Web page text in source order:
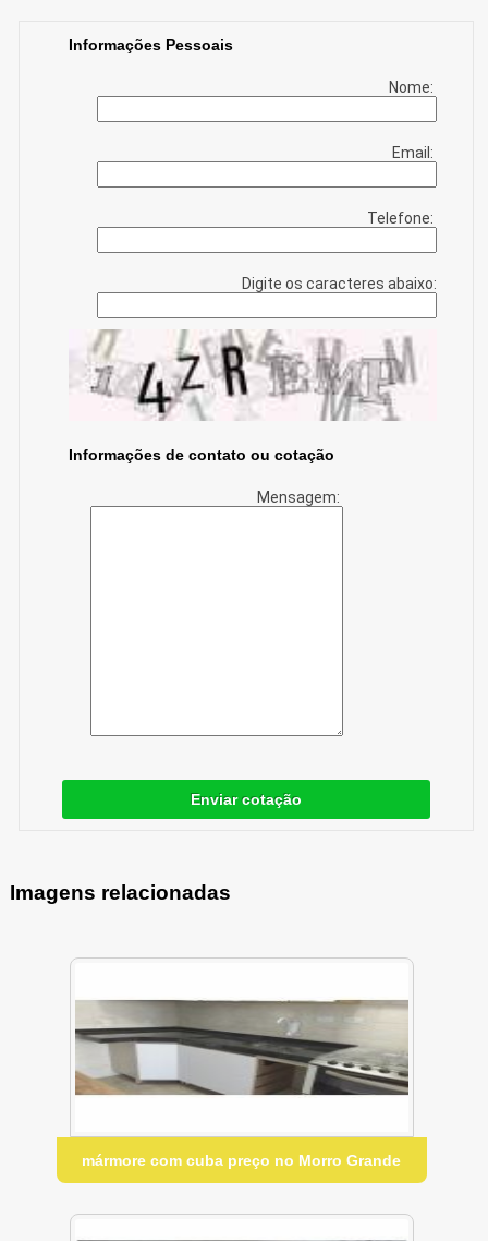
Informações Pessoais
Nome:
Email:
Telefone:
Digite os caracteres abaixo:
Informações de contato ou cotação
Mensagem:
Enviar cotação
Imagens relacionadas
mármore com cuba preço no Morro Grande